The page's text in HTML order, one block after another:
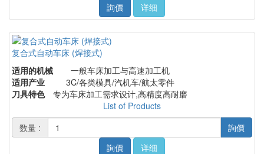
詢價
详细
复合式自动车床 (焊接式)
适用的机械
一般车床加工与高速加工机
适用产业
3C/各类模具/汽机车/航太零件
刀具特色
专为车床加工需求设计,高精度高耐磨
List of Products
数量 :
詢價
詢價
详细